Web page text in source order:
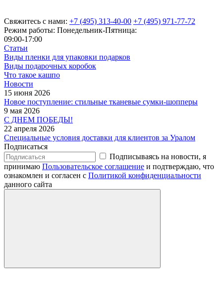
Свяжитесь с нами: +7 (495) 313-40-00 +7 (495) 971-77-72
Режим работы: Понедельник-Пятница:
09:00-17:00
Статьи
Виды пленки для упаковки подарков
Виды подарочных коробок
Что такое кашпо
Новости
15 июня 2026
Новое поступление: стильные тканевые сумки-шопперы
9 мая 2026
С ДНЕМ ПОБЕДЫ!
22 апреля 2026
Специальные условия доставки для клиентов за Уралом
Подписаться
Подписываясь на новости, я
принимаю Пользовательское соглашение и подтверждаю, что
ознакомлен и согласен с Политикой конфиденциальности
данного сайта